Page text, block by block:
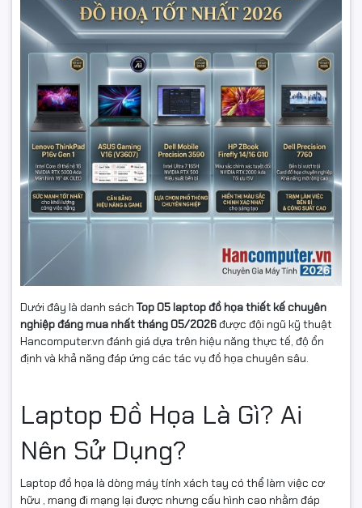
Dưới đây là danh sách Top 05 laptop đồ họa thiết kế chuyên
nghiệp đáng mua nhất tháng 05/2026được đội ngũ kỹ thuật
Hancomputer.vn đánh giá dựa trên hiệu năng thực tế, độ ổn
định và khả năng đáp ứng các tác vụ đồ họa chuyên sâu.
Laptop Đồ Họa Là Gì? Ai
Nên Sử Dụng?
Laptop đồ họa là dòng máy tính xách tay có thể làm việc cơ
hữu , mang đi mạng lại được nhưng cấu hình cao nhằm đáp